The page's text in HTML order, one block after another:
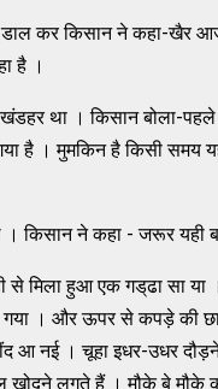
कर किसान ने कहा-खैर
है ।
था । किसान बोला-
है । मुमकिन है किसी समय
किसान ने कहा - जरूर यही
मिला हुआ एक गड्‌ढा सा या
। और ऊपर से कपड़े की
आ नई । चूहा इधर-उधर
खोदने लगते हैं । मौके बे